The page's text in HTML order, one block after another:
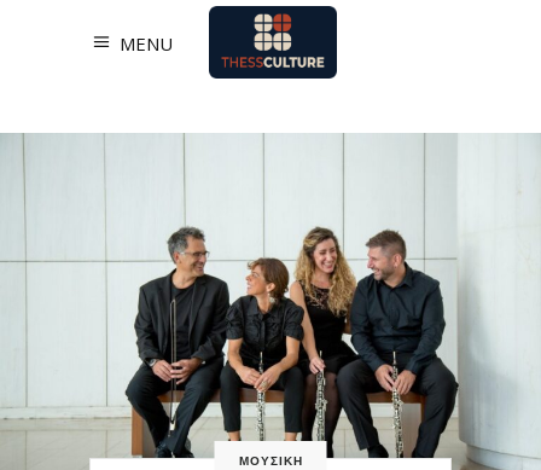
MENU
ΜΟΥΣΙΚΗ